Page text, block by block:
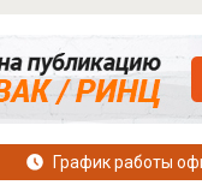
График работы